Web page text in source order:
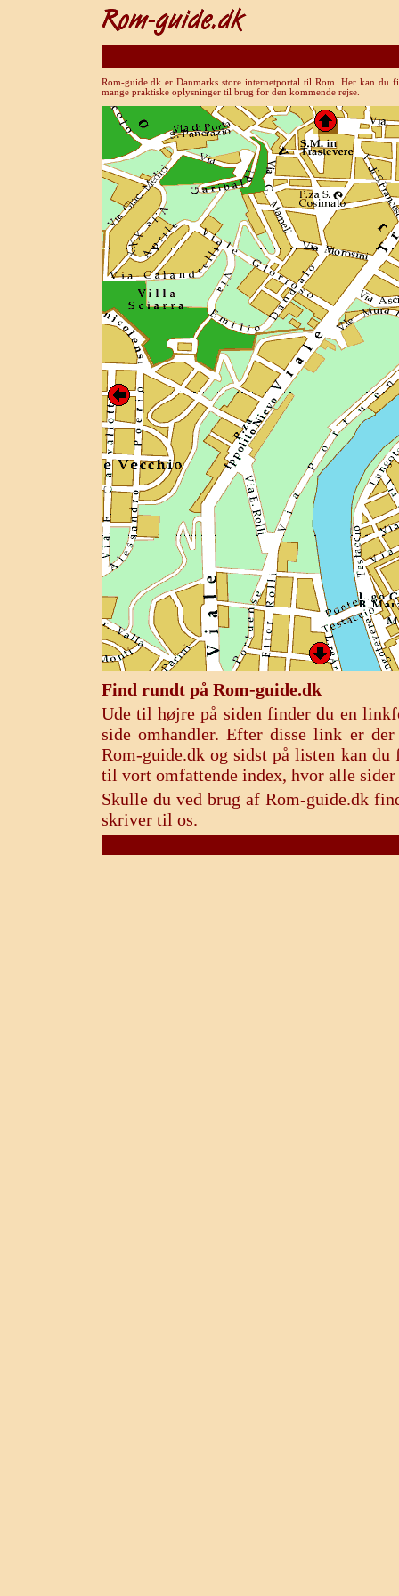
Rom-guide.dk er Danmarks store internetportal til Rom. Her kan du
mange praktiske oplysninger til brug for den kommende rejse.
Find rundt på Rom-guide.dk
Ude til højre på siden finder du en
side omhandler. Efter disse link er
Rom-guide.dk og sidst på listen kan
til vort omfattende index, hvor alle
Skulle du ved brug af Rom-guide.dk
skriver til os.